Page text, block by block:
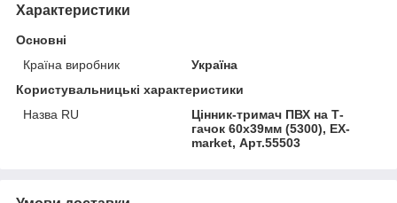
Характеристики
Основні
Країна виробник
Україна
Користувальницькі характеристики
Назва RU
Цінник-тримач ПВХ на Т-
гачок 60х39мм (5300), EX-
market, Арт.55503